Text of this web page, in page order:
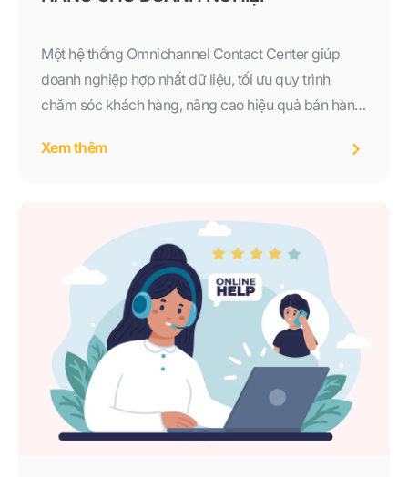
Một hệ thống Omnichannel Contact Center giúp
doanh nghiệp hợp nhất dữ liệu, tối ưu quy trình
chăm sóc khách hàng, nâng cao hiệu quả bán hàng
giao tiếp. Nếu doanh nghiệp của bạn đang tìm kiếm
Biglead sẽ là lựa chọn phù hợp để đồng hành trong
quá trình chuyển đổi số và phát triển bền vững
Xem thêm